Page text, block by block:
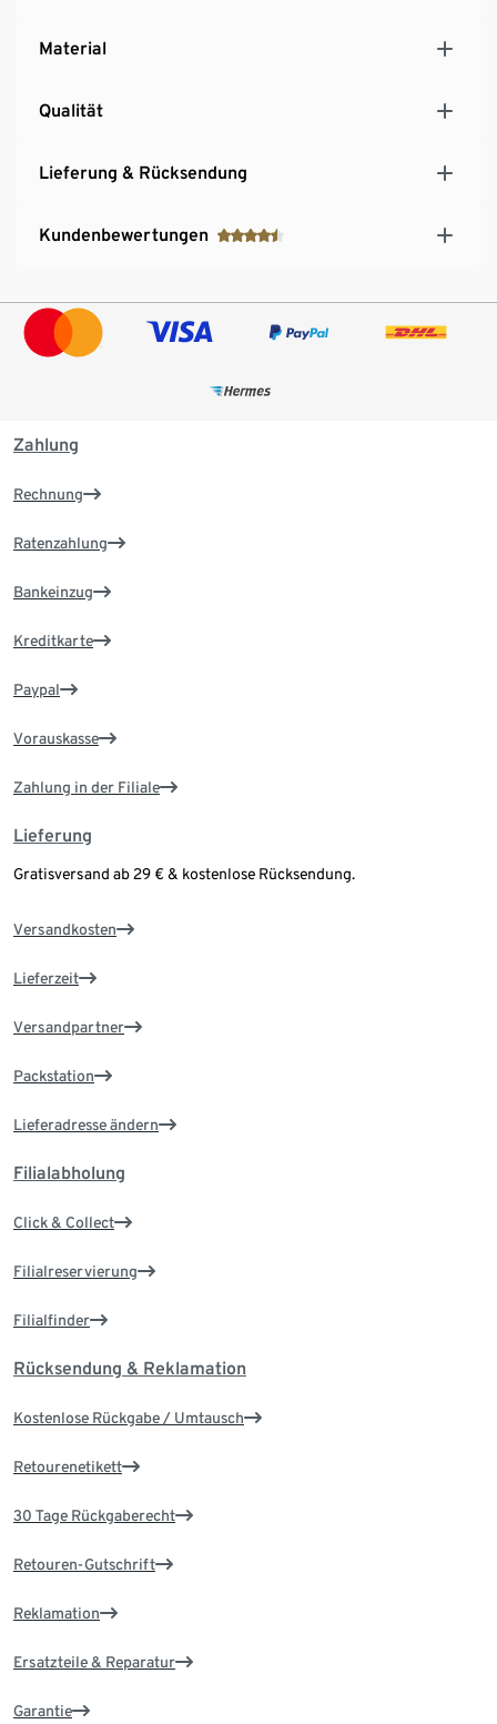
Material
Qualität
Lieferung & Rücksendung
Kundenbewertungen
Zahlung
Rechnung
Ratenzahlung
Bankeinzug
Kreditkarte
Paypal
Vorauskasse
Zahlung in der Filiale
Lieferung
Gratisversand ab 29 € & kostenlose Rücksendung.
Versandkosten
Lieferzeit
Versandpartner
Packstation
Lieferadresse ändern
Filialabholung
Click & Collect
Filialreservierung
Filialfinder
Rücksendung & Reklamation
Kostenlose Rückgabe / Umtausch
Retourenetikett
30 Tage Rückgaberecht
Retouren-Gutschrift
Reklamation
Ersatzteile & Reparatur
Garantie